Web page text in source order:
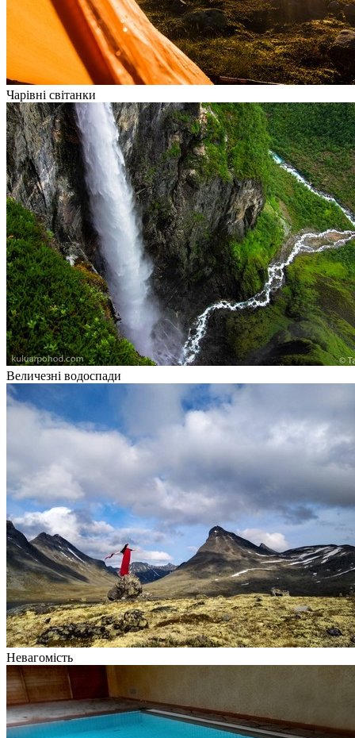
Чарівні світанки
Величезні водоспади
Невагомість